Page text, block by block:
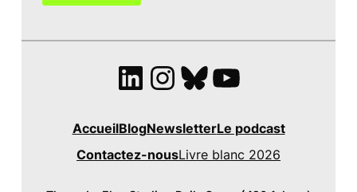
LinkedIn
Instagram
BlueskyYouTube
AccueilBlogNewsletterLe podcast
Contactez-nousLivre blanc 2026